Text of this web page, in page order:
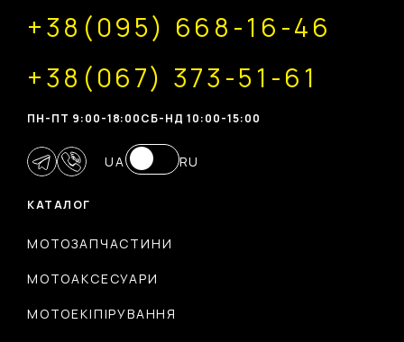
КАТАЛОГ
МОТОЗАПЧАСТИНИ
МОТОАКСЕСУАРИ
МОТОЕКІПІРУВАННЯ
+38(095) 668-16-46
+38(067) 373-51-61
ПН-ПТ 9:00-18:00CБ-НД 10:00-15:00
UA RU